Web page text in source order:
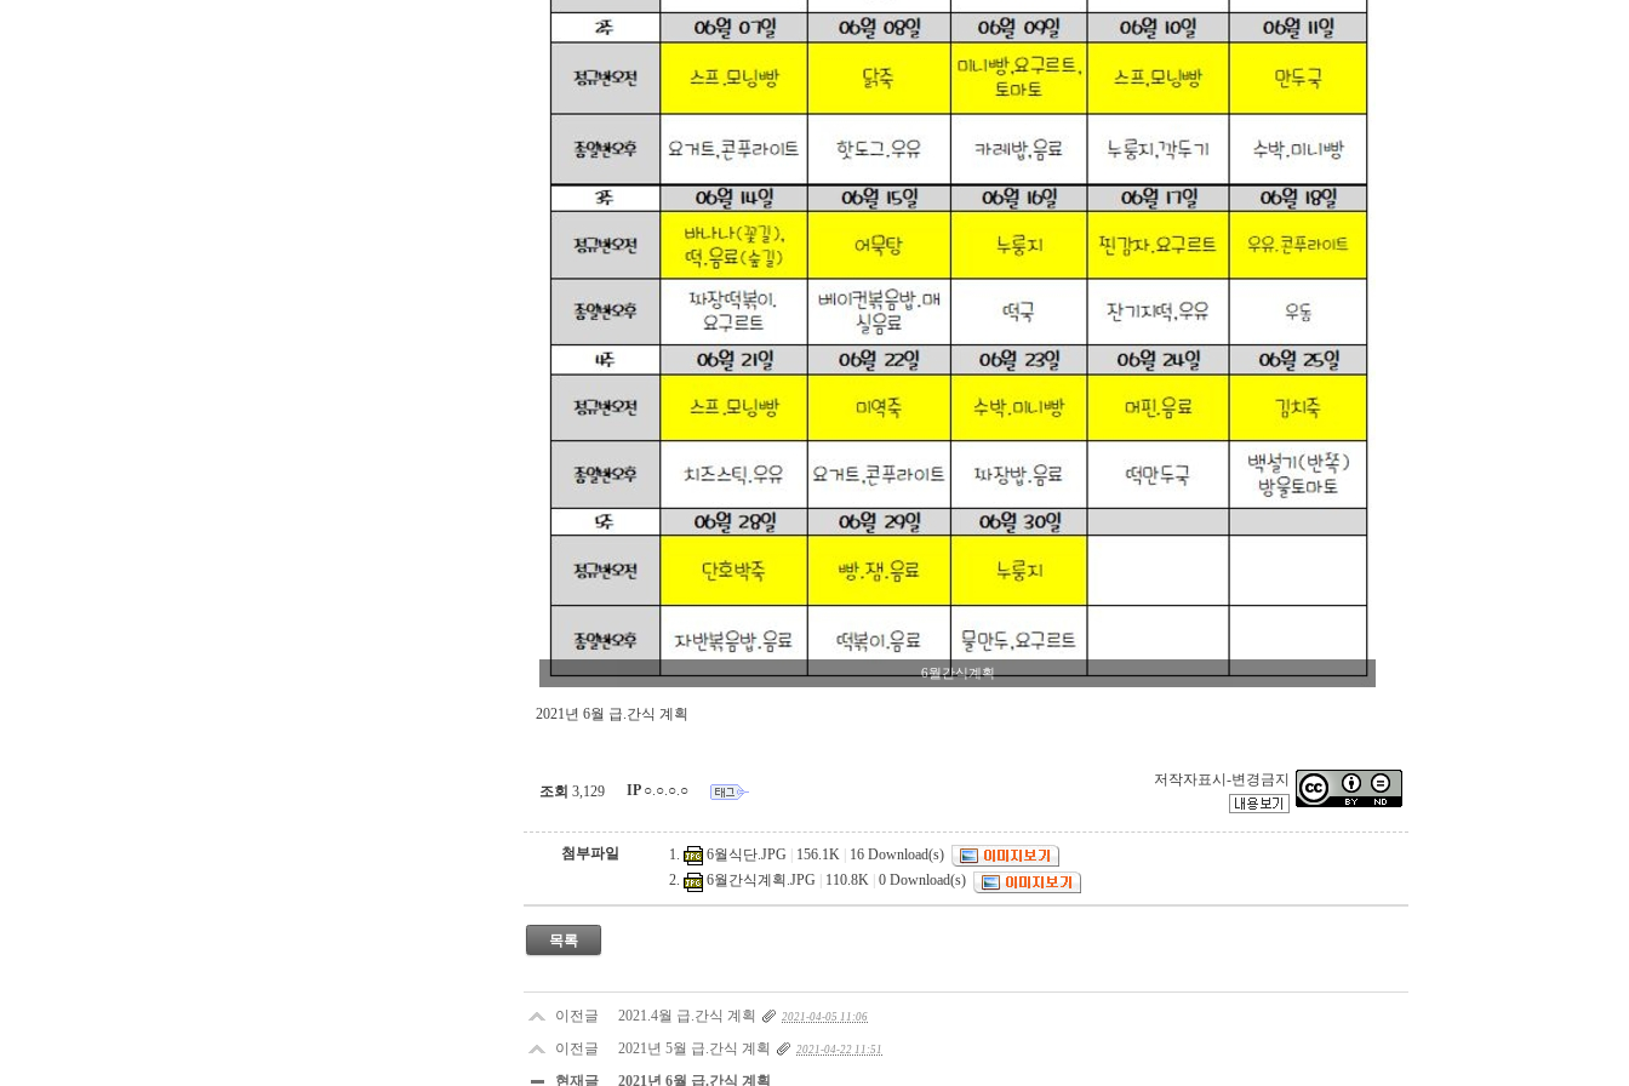
2021년 6월 급.간식 계획
조회 3,129 IP ○.○.○.○
저작자표시-변경금지
첨부파일 6월식단.JPG 156.1K 16 Download(s)
6월간식계획.JPG
110.8K 0 Download(s)
목록
이전글 2021.4월 급.간식 계획 2021-04-05 11:06
이전글 2021년 5월 급.간식 계획 2021-04-22 11:51
현재글 2021년 6월 급.간식 계획
6월간식계획